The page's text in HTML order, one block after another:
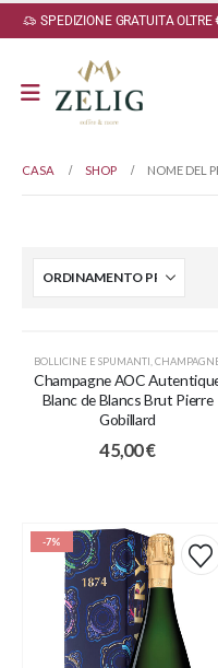
SPEDIZIONE GRATUITA OLTRE
CASA SHOP NOME DEL
BOLLICINE E SPUMANTI
Champagne AOC
Blanc de Blancs Brut Pierre
Gobillard
45,00€
-7%